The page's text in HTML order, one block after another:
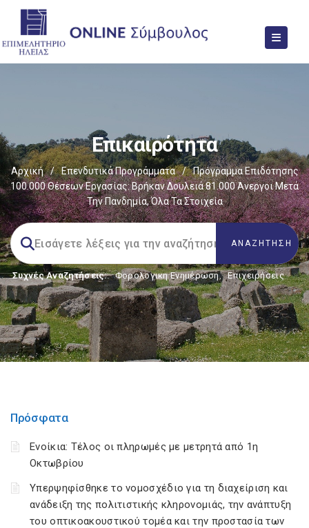
Επικαιρότητα
Αρχική / Επενδυτικά Προγράμματα /
Πρόγραμμα Επιδότησης
100.000 Θέσεων Εργασίας: Βρήκαν Δουλειά 81.000 Άνεργοι Μετά
Την Πανδημία, Όλα Τα Στοιχεία
Συχνές Αναζητήσεις: Φορολογικη Ενημέρωση, Επιχειρήσεις
Πρόσφατα
Ενοίκια: Τέλος οι πληρωμές με μετρητά από 1η
Οκτωβρίου
Υπερψηφίσθηκε το νομοσχέδιο για τη διαχείριση και
ανάδειξη της πολιτιστικής κληρονομιάς, την ανάπτυξη
του οπτικοακουστικού τομέα και την προστασία των